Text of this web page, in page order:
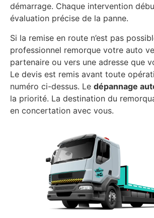
démarrage. Chaque intervention
évaluation précise de la panne.
Si la remise en route n’est pas
professionnel remorque votre auto
partenaire ou vers une adresse que
Le devis est remis avant toute
numéro ci-dessus. Le dépannage
la priorité. La destination du
en concertation avec vous.